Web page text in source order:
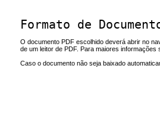
Formato de
O documento PDF escolhido deverá abrir no
de um leitor de PDF. Para maiores
Caso o documento não seja baixado